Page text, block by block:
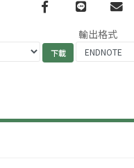
Facebook
line email
輸出格式